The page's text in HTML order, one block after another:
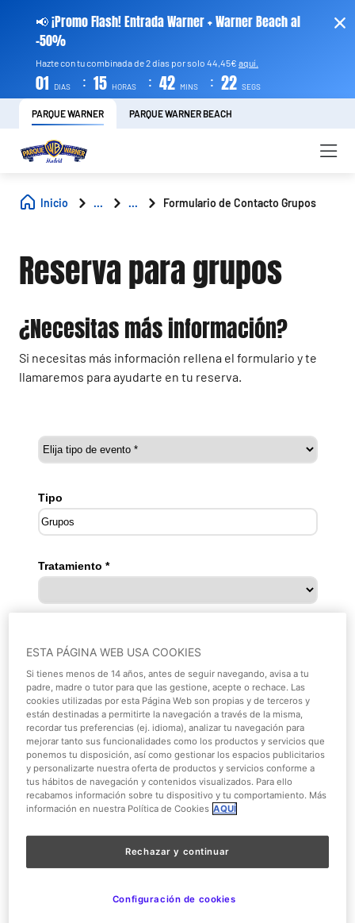
📢 ¡Promo Flash! Entrada Warner + Warner Beach al
-50%
Hazte con tu combinada de 2 días por solo 44,45€ aquí.
01 DIAS : 15 HORAS : 42 MINS : 21 SEGS
PARQUE WARNER PARQUE WARNER BEACH
Inicio ... ... Formulario de Contacto Grupos
Reserva para grupos
¿Necesitas más información?
Si necesitas más información rellena el formulario y te
llamaremos para ayudarte en tu reserva.
ESTA PÁGINA WEB USA COOKIES
Si tienes menos de 14 años, antes de seguir navegando, avisa a tu
padre, madre o tutor para que las gestione, acepte o rechace. Las
cookies utilizadas por esta Página Web son propias y de terceros y
están destinadas a permitirte la navegación a través de la misma,
recordar tus preferencias (ej. idioma), analizar tu navegación para
mejorar tanto sus funcionalidades como los productos y servicios que
ponemos tu disposición, así como gestionar los espacios publicitarios
y personalizarte nuestra oferta de productos y servicios conforme a
tus hábitos de navegación y contenidos visualizados. Para ello
recabamos información sobre tu dispositivo y tu comportamiento. Más
información en nuestra Política de Cookies AQUÍ
Rechazar y continuar
Configuración de cookies